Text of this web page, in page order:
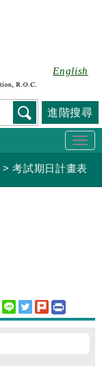
English
進階搜尋
>考試期日計畫表